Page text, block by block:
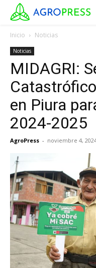
Inicio Noticias
Noticias
MIDAGRI:
en Piura
2024-2025
AgroPress - noviembre 4,